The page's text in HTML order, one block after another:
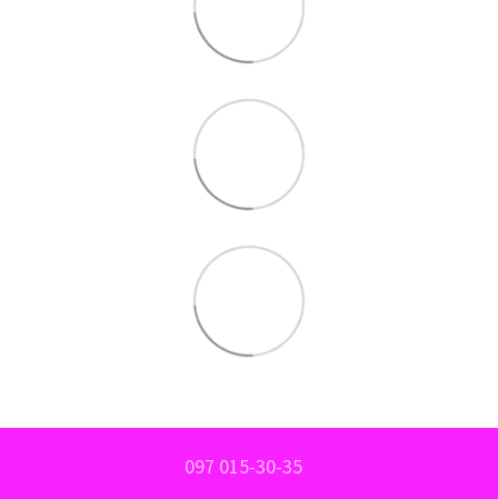
097 015-30-35